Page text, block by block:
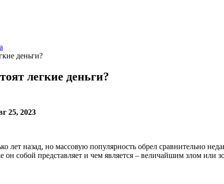
деньги?
легкие деньги?
25, 2023
лет назад, но массовую популярность обрел сравнительно
он собой представляет и чем является – величайшим злом или